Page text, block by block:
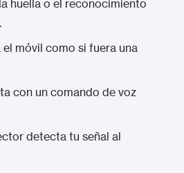
huella o el reconocimiento
el móvil como si fuera una
con un comando de voz
detecta tu señal al